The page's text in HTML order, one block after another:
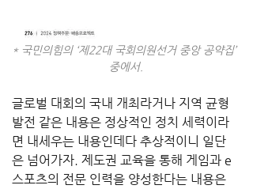
* 국민의힘의 ‘제22대 국회의원선거 중앙 공약집’
중에서.
글로벌 대회의 국내 개최라거나 지역 균형
발전 같은 내용은 정상적인 정치 세력이라
면 내세우는 내용인데다 추상적이니 일단
은 넘어가자. 제도권 교육을 통해 게임과 e
스포츠의 전문 인력을 양성한다는 내용은